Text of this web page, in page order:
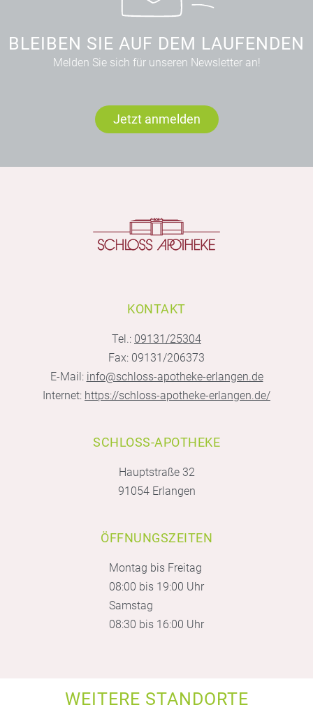
BLEIBEN SIE AUF DEM LAUFENDEN
Melden Sie sich für unseren Newsletter an!
Jetzt anmelden
KONTAKT
Tel.: 09131/25304
Fax: 09131/206373
E-Mail: info@schloss-apotheke-erlangen.de
Internet: https://schloss-apotheke-erlangen.de/
SCHLOSS-APOTHEKE
Hauptstraße 32
91054 Erlangen
ÖFFNUNGSZEITEN
Montag bis Freitag
08:00 bis 19:00 Uhr
Samstag
08:30 bis 16:00 Uhr
WEITERE STANDORTE